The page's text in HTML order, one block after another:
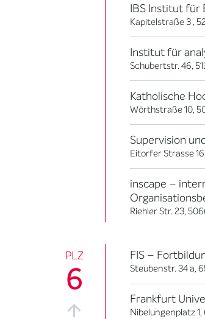
IBS Institut für
Kapitelstraße 3 ,
Institut für
Schubertstr. 46,
Katholische
Wörthstraße 10,
Supervision
Eitorfer Strasse
inscape –
Riehler Str. 23,
PLZ
6
FIS –
Steubenstr. 34 a,
Frankfurt
Nibelungenplatz